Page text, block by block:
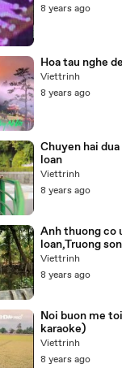
8 years ago
Hoa tau nghe
Viettrinh
8 years ago
Chuyen hai
loan
Viettrinh
8 years ago
Anh thuong co
loan,Truong son
Viettrinh
8 years ago
Noi buon me
karaoke)
Viettrinh
8 years ago